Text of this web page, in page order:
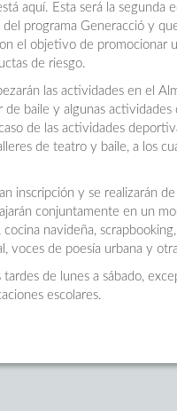
aquí. Esta será la segunda
del programa Generacció y
el objetivo de promocionar
de riesgo.
las actividades en el
baile y algunas
de las actividades
de teatro y baile, a los
inscripción y se realizarán
conjuntamente en un
cocina navideña,
voces de poesía urbana y
de lunes a sábado,
escolares.